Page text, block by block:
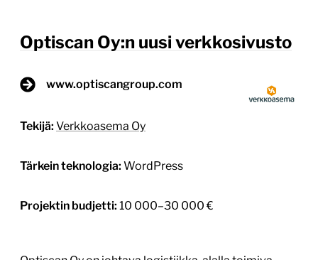
Optiscan Oy:n uusi verkkosivusto
www.optiscangroup.com
Tekijä: Verkkoasema Oy
Tärkein teknologia: WordPress
Projektin budjetti: 10 000–30 000 €